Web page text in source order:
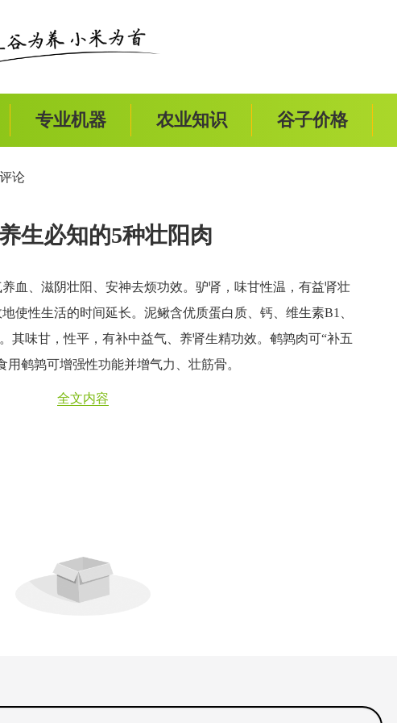
专业机器 农业知识 谷子价格
论
生必知的5种壮阳肉
血、滋阴壮阳、安神去烦功效。驴肾，味甘性温，有益肾壮
使性生活的时间延长。泥鳅含优质蛋白质、钙、维生素B1、
其味甘，性平，有补中益气、养肾生精功效。鹌鹑肉可“补五
鹌鹑可增强性功能并增气力、壮筋骨。
全文内容